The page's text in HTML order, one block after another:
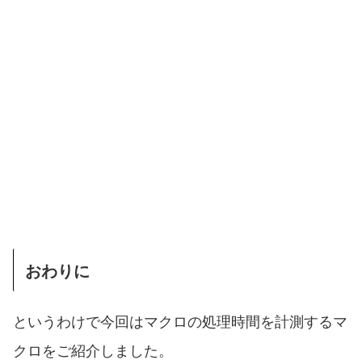
おわりに
というわけで今回はマクロの処理時間を計測するマ
クロをご紹介しました。